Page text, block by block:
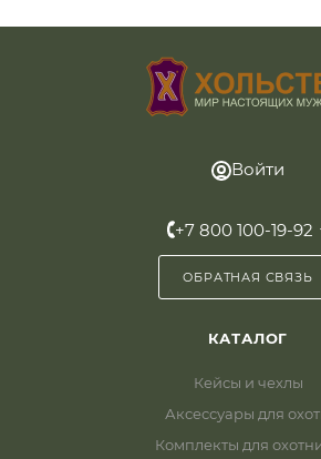
Войти
+7 800 100-19-92
ОБРАТНАЯ СВЯЗЬ
КАТАЛОГ
Кейсы и чехлы
Аксессуары для
Комплекты для